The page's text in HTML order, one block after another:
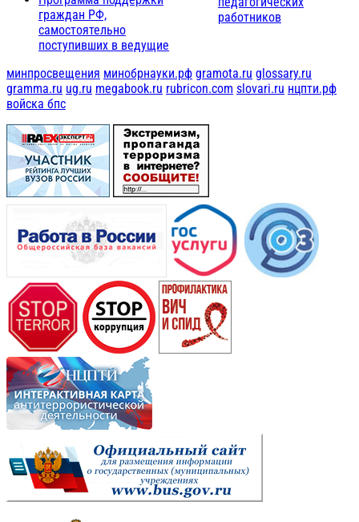
граждан РФ,
самостоятельно
поступивших в ведущие
работников
минпросвещения минобрнауки.рф gramota.ru glossary.ru
gramma.ru ug.ru megabook.ru rubricon.com slovari.ru нцпти.рф
войска бпс